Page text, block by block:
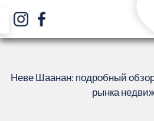
Неве Шаанан: подробный
рынка